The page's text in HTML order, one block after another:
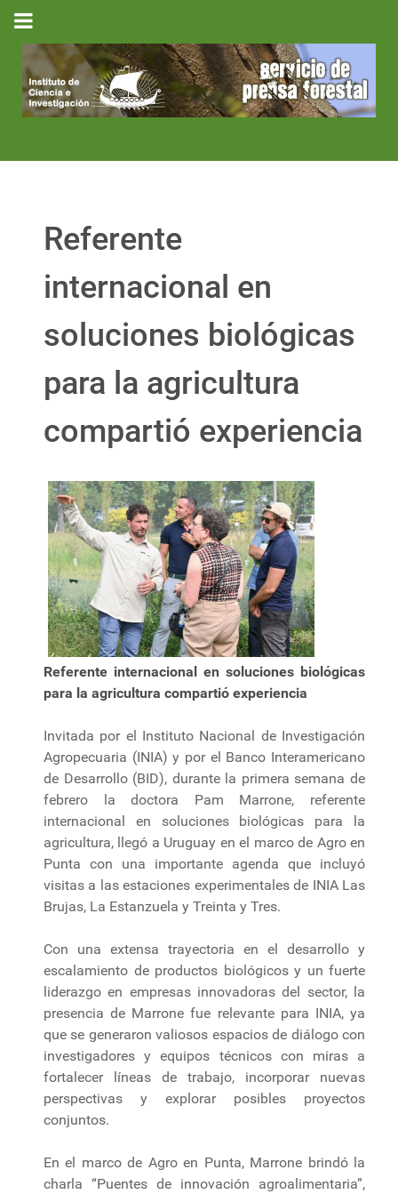
Referente
internacional en
soluciones biológicas
para la agricultura
compartió experiencia
Referente internacional en soluciones biológicas
para la agricultura compartió experiencia
Invitada por el Instituto Nacional de Investigación
Agropecuaria (INIA) y por el Banco Interamericano
de Desarrollo (BID), durante la primera semana de
febrero la doctora Pam Marrone, referente
internacional en soluciones biológicas para la
agricultura, llegó a Uruguay en el marco de Agro en
Punta con una importante agenda que incluyó
visitas a las estaciones experimentales de INIA Las
Brujas, La Estanzuela y Treinta y Tres.
Con una extensa trayectoria en el desarrollo y
escalamiento de productos biológicos y un fuerte
liderazgo en empresas innovadoras del sector, la
presencia de Marrone fue relevante para INIA, ya
que se generaron valiosos espacios de diálogo con
investigadores y equipos técnicos con miras a
fortalecer líneas de trabajo, incorporar nuevas
perspectivas y explorar posibles proyectos
conjuntos.
En el marco de Agro en Punta, Marrone brindó la
charla “Puentes de innovación agroalimentaria”,